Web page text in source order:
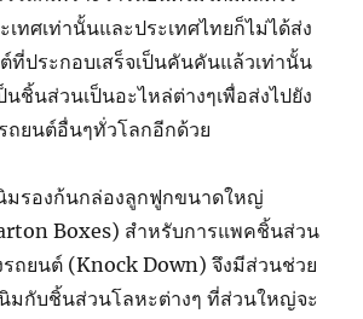
เทศเท่านั้นและประเทศไทยก็ไม่ได้ส่ง
ที่ประกอบเสร็จเป็นคันคันแล้วเท่านั้น
นชิ้นส่วนเป็นอะไหล่ต่างๆเพื่อส่งไปยัง
ถยนต์อื่นๆทั่วโลกอีกด้วย
มรองก้นกล่องลูกฟูกขนาดใหญ่
Boxes) สำหรับการแพคชิ้นส่วน
ถยนต์ (Knock Down) จึงมีส่วนช่วย
มกับชิ้นส่วนโลหะต่างๆ ที่ส่วนใหญ่จะ